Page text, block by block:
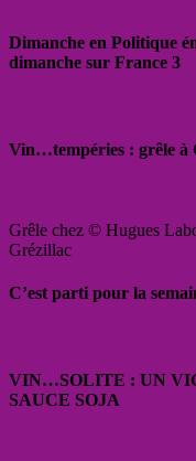
Dimanche en Politique
dimanche sur France 3
Vin…tempéries : grêle à
Grêle chez © Hugues
Grézillac
C’est parti pour la
VIN…SOLITE : UN
SAUCE SOJA